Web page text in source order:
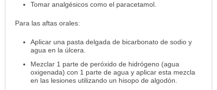
Tomar analgésicos como el paracetamol.
Para las aftas orales:
Aplicar una pasta delgada de bicarbonato de sodio y
agua en la úlcera.
Mezclar 1 parte de peróxido de hidrógeno (agua
oxigenada) con 1 parte de agua y aplicar esta mezcla
en las lesiones utilizando un hisopo de algodón.